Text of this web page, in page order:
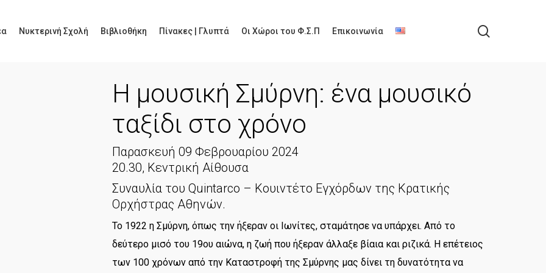
Νυκτερινή Σχολή Βιβλιοθήκη Πίνακες | Γλυπτά Οι Χώροι του Φ.Σ.Π Επικοινωνία
Η μουσική Σμύρνη: ένα μουσικό
ταξίδι στο χρόνο
Παρασκευή 09 Φεβρουαρίου 2024
20.30, Κεντρική Αίθουσα
Συναυλία του Quintarco – Κουιντέτο Εγχόρδων της Κρατικής
Ορχήστρας Αθηνών.
Το 1922 η Σμύρνη, όπως την ήξεραν οι Ιωνίτες, σταμάτησε να υπάρχει. Από το
δεύτερο μισό του 19ου αιώνα, η ζωή που ήξεραν άλλαξε βίαια και ριζικά. Η επέτειος
των 100 χρόνων από την Καταστροφή της Σμύρνης μας δίνει τη δυνατότητα να